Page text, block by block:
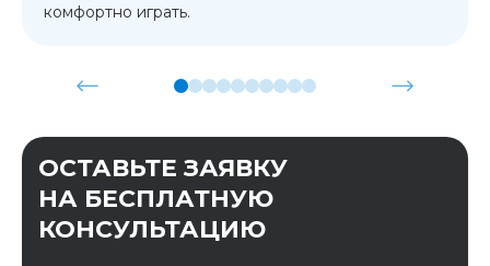
комфортно играть.
ОСТАВЬТЕ ЗАЯВКУ
НА БЕСПЛАТНУЮ
КОНСУЛЬТАЦИЮ